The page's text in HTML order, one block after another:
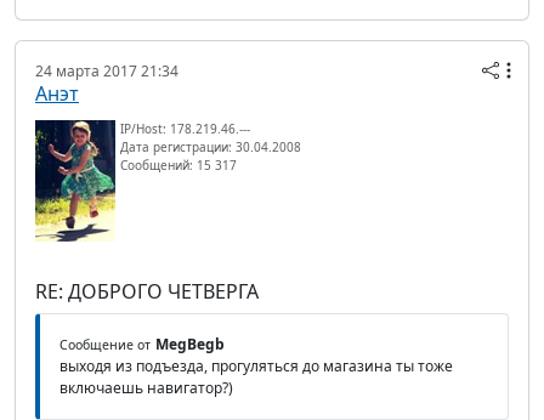
24 марта 2017 21:34
Анэт
IP/Host: 178.219.46.---
Дата регистрации: 30.04.2008
Сообщений: 15 317
RE: ДОБРОГО ЧЕТВЕРГА
Сообщение от MegBegb
выходя из подъезда, прогуляться до магазина ты тоже
включаешь навигатор?)